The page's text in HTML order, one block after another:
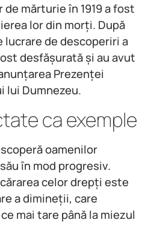
mărturie în 1919 a fost
lor din morți. După
lucrare de descoperiri a
desfășurată și au avut
Prezenței
lui Dumnezeu.
ca exemple
oamenilor
în mod progresiv.
cărarea celor drepți este
a dimineții, care
mai tare până la miezul